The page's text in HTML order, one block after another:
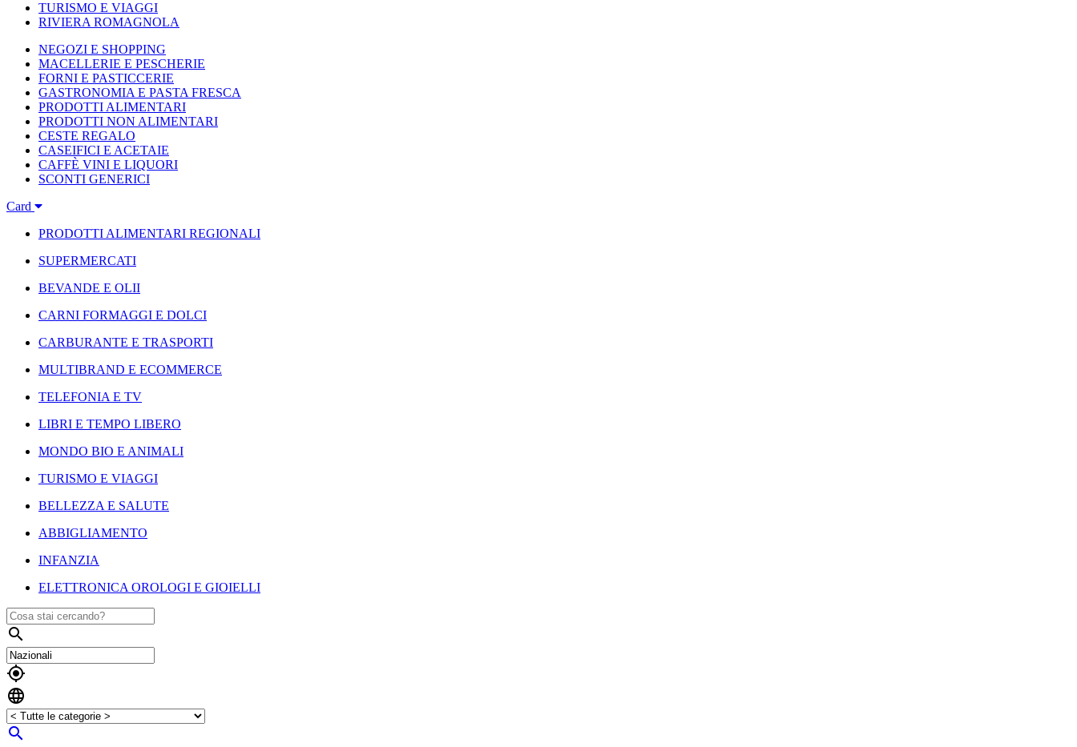
TURISMO E VIAGGI
RIVIERA ROMAGNOLA
NEGOZI E SHOPPING
MACELLERIE E PESCHERIE
FORNI E PASTICCERIE
GASTRONOMIA E PASTA FRESCA
PRODOTTI ALIMENTARI
PRODOTTI NON ALIMENTARI
CESTE REGALO
CASEIFICI E ACETAIE
CAFFÈ VINI E LIQUORI
SCONTI GENERICI
Card
PRODOTTI ALIMENTARI REGIONALI
SUPERMERCATI
BEVANDE E OLII
CARNI FORMAGGI E DOLCI
CARBURANTE E TRASPORTI
MULTIBRAND E ECOMMERCE
TELEFONIA E TV
LIBRI E TEMPO LIBERO
MONDO BIO E ANIMALI
TURISMO E VIAGGI
BELLEZZA E SALUTE
ABBIGLIAMENTO
INFANZIA
ELETTRONICA OROLOGI E GIOIELLI



